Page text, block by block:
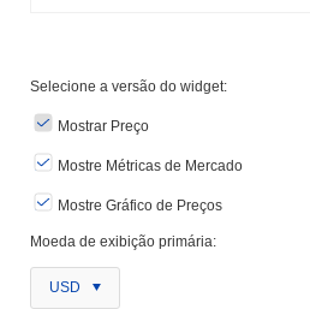
Selecione a versão do widget:
Mostrar Preço
Mostre Métricas de Mercado
Mostre Gráfico de Preços
Moeda de exibição primária:
USD